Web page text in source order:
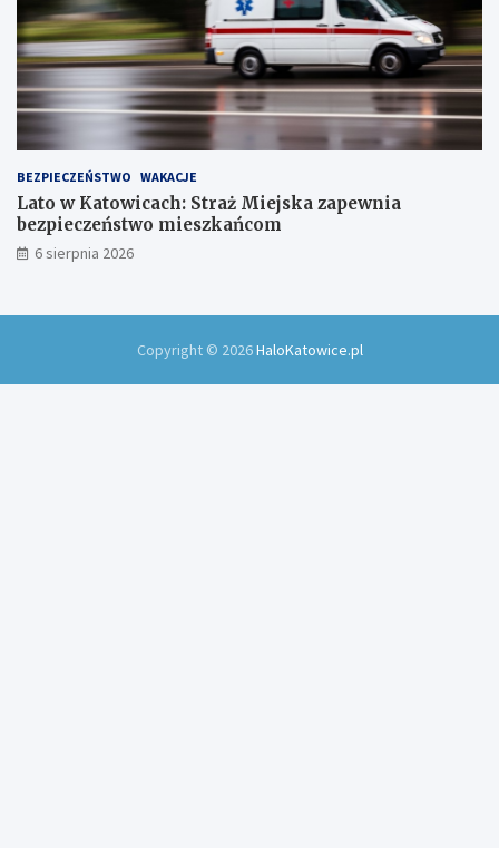
BEZPIECZEŃSTWO WAKACJE
Lato w Katowicach: Straż Miejska zapewnia
bezpieczeństwo mieszkańcom
6 sierpnia 2026
Copyright © 2026HaloKatowice.pl